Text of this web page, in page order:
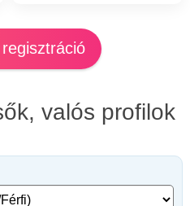
valós profilok